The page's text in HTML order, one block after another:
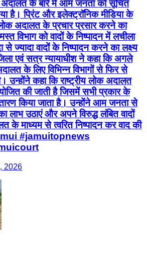
अदालत के बारे में आम जनता को सूचित
है। प्रिंट और इलेक्ट्रॉनिक मीडिया के
लोक अदालत के प्रचार प्रसार करने का
विभाग को वादों के निष्पादन में लचीला
ज्यादा वादों के निष्पादन करने का लक्ष्य
एवं सत्र न्यायाधीश ने कहा कि अगले
के लिए विभिन्न विभागों से फिर से
उन्होंने कहा कि राष्ट्रीय लोक अदालत
की जाती है जिसमें सभी प्रकार के
किया जाता है। उन्होंने आम जनता से
उठाएं और अपने विरुद्ध लंबित वादों
के माध्यम से त्वरित निष्पादन कर वाद की
#jamuitopnews
2026